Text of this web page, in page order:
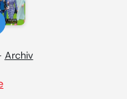
Archiv